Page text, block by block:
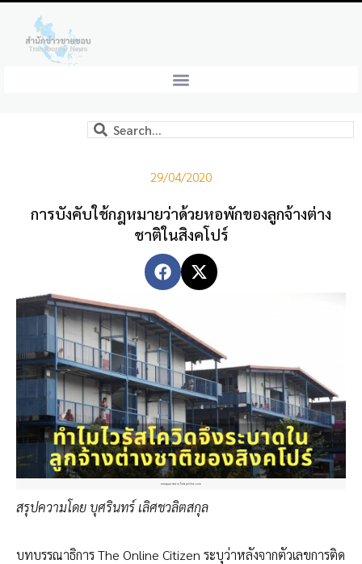
29/04/2020
การบังคับใช้กฎหมายว่าด้วยหอพักของลูกจ้างต่าง
ชาติในสิงคโปร์
ขอบคุณภาพจาก Todayonline.com
สรุปความโดย บุศรินทร์ เลิศชวลิตสกุล
บทบรรณาธิการ The Online Citizen ระบุว่าหลังจากตัวเลขการติด